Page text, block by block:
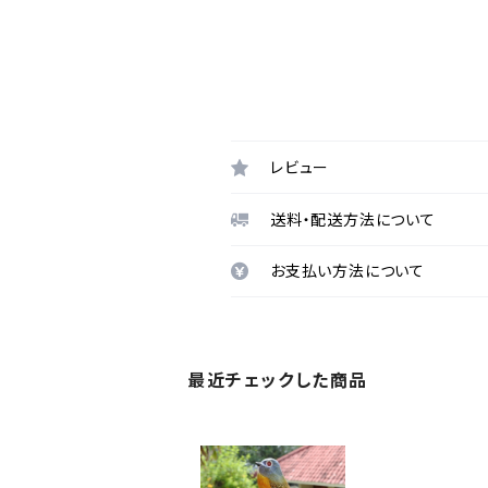
レビュー
送料・配送方法について
お支払い方法について
最近チェックした商品